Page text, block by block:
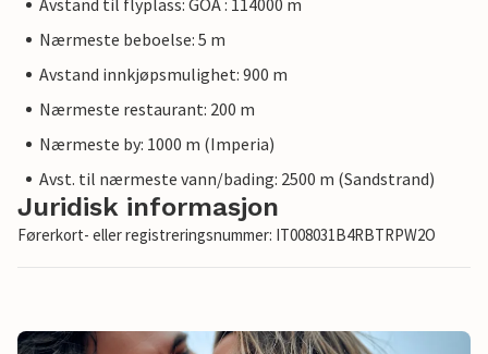
Avstand til flyplass: GOA : 114000 m
Nærmeste beboelse: 5 m
Avstand innkjøpsmulighet: 900 m
Nærmeste restaurant: 200 m
Nærmeste by: 1000 m (Imperia)
Avst. til nærmeste vann/bading: 2500 m (Sandstrand)
Juridisk informasjon
Førerkort- eller registreringsnummer: IT008031B4RBTRPW2O